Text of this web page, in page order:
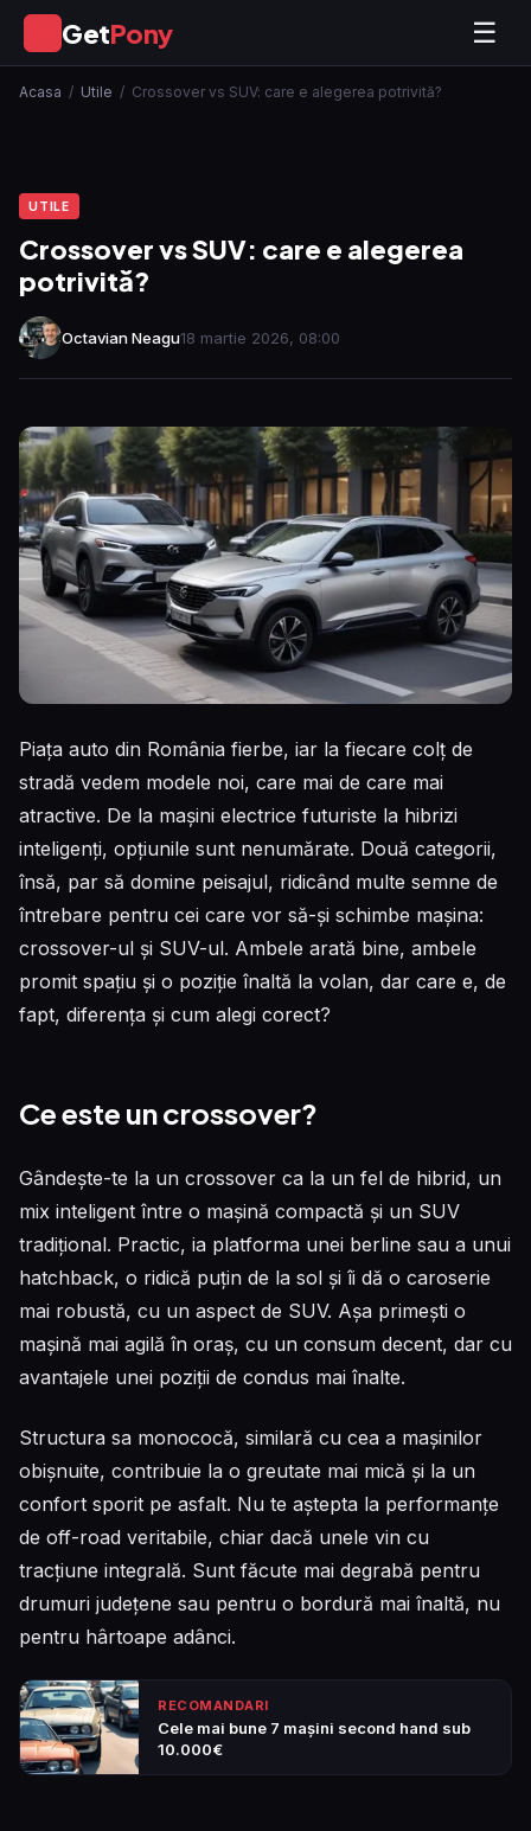
GetPony ☰
Acasa / Utile / Crossover vs SUV: care e alegerea potrivită?
UTILE
Crossover vs SUV: care e alegerea
potrivită?
Octavian Neagu18 martie 2026, 08:00
Piața auto din România fierbe, iar la fiecare colț de
stradă vedem modele noi, care mai de care mai
atractive. De la mașini electrice futuriste la hibrizi
inteligenți, opțiunile sunt nenumărate. Două categorii,
însă, par să domine peisajul, ridicând multe semne de
întrebare pentru cei care vor să-și schimbe mașina:
crossover-ul și SUV-ul. Ambele arată bine, ambele
promit spațiu și o poziție înaltă la volan, dar care e, de
fapt, diferența și cum alegi corect?
Ce este un crossover?
Gândește-te la un crossover ca la un fel de hibrid, un
mix inteligent între o mașină compactă și un SUV
tradițional. Practic, ia platforma unei berline sau a unui
hatchback, o ridică puțin de la sol și îi dă o caroserie
mai robustă, cu un aspect de SUV. Așa primești o
mașină mai agilă în oraș, cu un consum decent, dar cu
avantajele unei poziții de condus mai înalte.
Structura sa monococă, similară cu cea a mașinilor
obișnuite, contribuie la o greutate mai mică și la un
confort sporit pe asfalt. Nu te aștepta la performanțe
de off-road veritabile, chiar dacă unele vin cu
tracțiune integrală. Sunt făcute mai degrabă pentru
drumuri județene sau pentru o bordură mai înaltă, nu
pentru hârtoape adânci.
RECOMANDARI
Cele mai bune 7 mașini second hand sub
10.000€